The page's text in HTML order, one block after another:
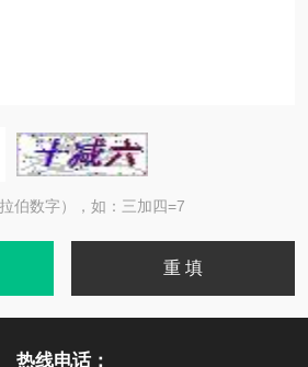
伯数字），如：三加四=7
热线电话：